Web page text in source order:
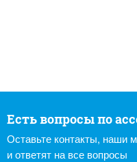
Есть вопросы по
Оставьте контакты, наши
и ответят на все вопросы